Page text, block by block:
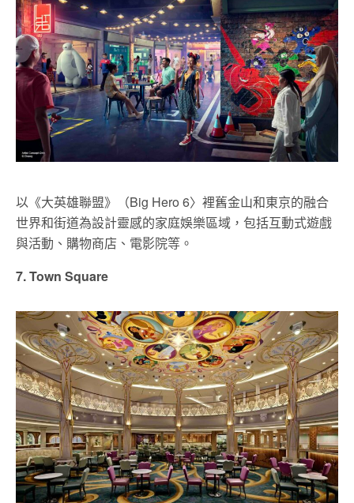
以《大英雄聯盟》（Big Hero 6〉裡舊金山和東京的融合
世界和街道為設計靈感的家庭娛樂區域，包括互動式遊戲
與活動、購物商店、電影院等。
7. Town Square